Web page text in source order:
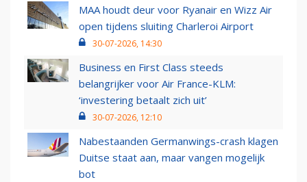
MAA houdt deur voor Ryanair en Wizz Air
open tijdens sluiting Charleroi Airport
30-07-2026, 14:30
Business en First Class steeds
belangrijker voor Air France-KLM:
‘investering betaalt zich uit’
30-07-2026, 12:10
Nabestaanden Germanwings-crash klagen
Duitse staat aan, maar vangen mogelijk
bot